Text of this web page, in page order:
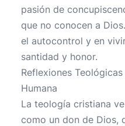
pasión de
que no conocen a
el autocontrol y en
santidad y honor.
Reflexiones
Humana
La teología cristiana
como un don de Dios,